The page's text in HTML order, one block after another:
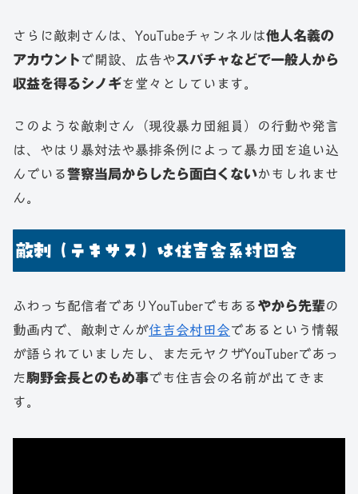
さらに敵刺さんは、YouTubeチャンネルは他人名義の
アカウント で開設、広告や スパチャなどで一般人から
収益を得るシノギを堂々としています。
このような敵刺さん（現役暴力団組員）の行動や発言
は、やはり暴対法や暴排条例によって暴力団を追い込
んでいる警察当局からしたら面白くないかもしれませ
ん。
敵刺（テキサス）は住吉会系村田会
ふわっち配信者でありYouTuberでもある やから先輩の
動画内で、敵刺さんが住吉会村田会であるという情報
が語られていましたし、また元ヤクザYouTuberであっ
た駒野会長とのもめ事でも住吉会の名前が出てきま
す。